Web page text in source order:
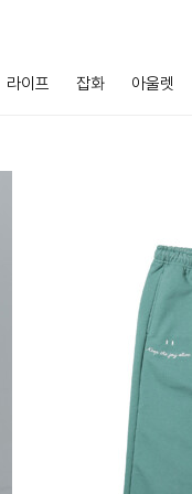
라이프 잡화 아울렛